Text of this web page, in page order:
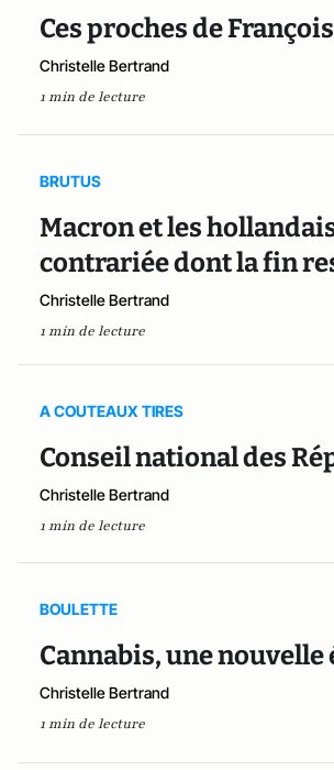
Ces proches de
Christelle Bertrand
1 min de lecture
BRUTUS
Macron et les
contrariée dont la fin
Christelle Bertrand
1 min de lecture
A COUTEAUX TIRES
Conseil national des
Christelle Bertrand
1 min de lecture
BOULETTE
Cannabis, une nouvelle
Christelle Bertrand
1 min de lecture